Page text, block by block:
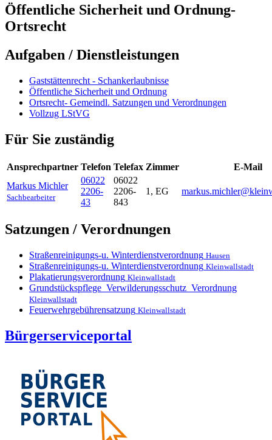
Öffentliche Sicherheit und Ordnung-
Ortsrecht
Aufgaben / Dienstleistungen
Gaststättenrecht - Schankerlaubnisse
Öffentliche Sicherheit und Ordnung
Ortsrecht- Gemeindl. Satzungen und Verordnungen
Vollzug LStVG
Für Sie zuständig
Ansprechpartner Telefon Telefax Zimmer
E-Mail
Markus Michler
Sachbearbeiter
06022
2206-
43
06022
2206-
843
1, EG
Satzungen / Verordnungen
Straßenreinigungs-u. Winterdienstverordnung Hausen
Straßenreinigungs-u. Winterdienstverordnung Kleinwallstadt
Plakatierungsverordnung Kleinwallstadt
Grundstückspflege_Verwilderungsschutz_Verordnung
Kleinwallstadt
Feuerwehrgebührensatzung Kleinwallstadt
Bürgerserviceportal